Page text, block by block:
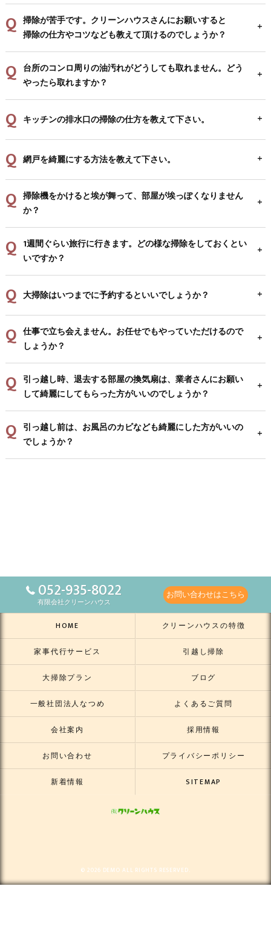
掃除が苦手です。クリーンハウスさんにお願いすると
掃除の仕方やコツなども教えて頂けるのでしょうか？
台所のコンロ周りの油汚れがどうしても取れません。どう
やったら取れますか？
キッチンの排水口の掃除の仕方を教えて下さい。
網戸を綺麗にする方法を教えて下さい。
掃除機をかけると埃が舞って、部屋が埃っぽくなりません
か？
1週間ぐらい旅行に行きます。どの様な掃除をしておくとい
いですか？
大掃除はいつまでに予約するといいでしょうか？
仕事で立ち会えません。お任せでもやっていただけるので
しょうか？
引っ越し時、退去する部屋の換気扇は、業者さんにお願い
して綺麗にしてもらった方がいいのでしょうか？
引っ越し前は、お風呂のカビなども綺麗にした方がいいの
でしょうか？
052-935-8022
有限会社クリーンハウス
お問い合わせはこちら
HOME クリーンハウスの特徴
家事代行サービス 引越し掃除
大掃除プラン ブログ
一般社団法人なつめ よくあるご質問
会社案内 採用情報
お問い合わせ プライバシーポリシー
新着情報 SITEMAP
© 2026 DEMO ALL RIGHTS RESERVED.